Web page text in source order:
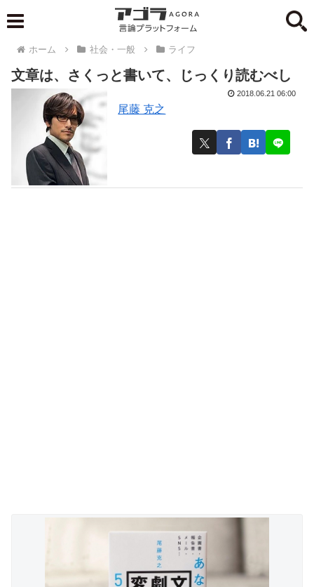
ホーム 社会・一般 ライフ
文章は、さくっと書いて、じっくり読むべし
尾藤 克之
2018.06.21 06:00